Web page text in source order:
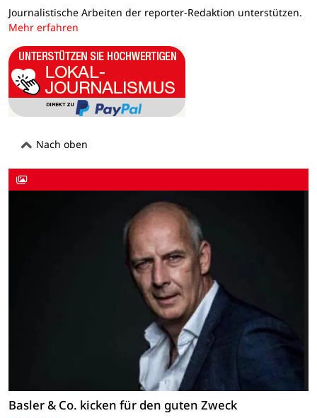
Journalistische Arbeiten der reporter-Redaktion unterstützen.
Mehr erfahren
Nach oben
Basler & Co. kicken für den guten Zweck